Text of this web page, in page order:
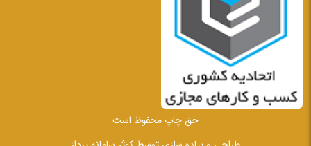
حق چاپ محفوظ است